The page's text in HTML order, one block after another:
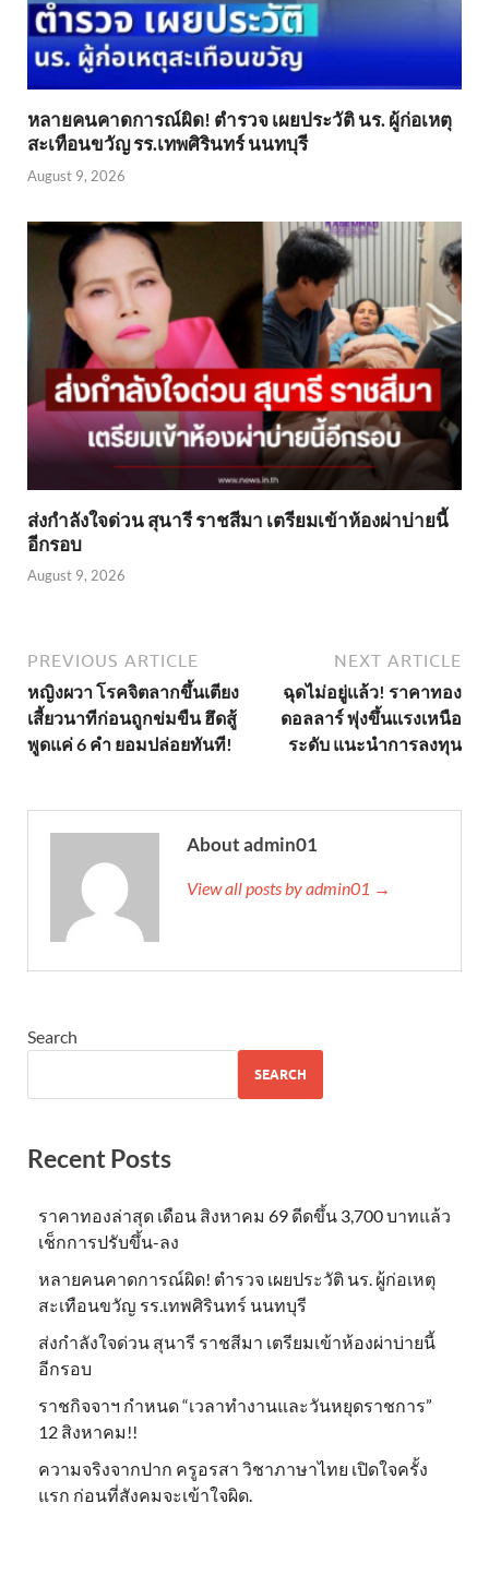
หลายคนคาดการณ์ผิด! ตำรวจ เผยประวัติ นร. ผู้ก่อเหตุ
สะเทือนขวัญ รร.เทพศิรินทร์ นนทบุรี
August 9, 2026
ส่งกำลังใจด่วน สุนารี ราชสีมา เตรียมเข้าห้องผ่าบ่ายนี้
อีกรอบ
August 9, 2026
PREVIOUS ARTICLE
หญิงผวา โรคจิตลากขึ้นเตียง
เสี้ยวนาทีก่อนถูกข่มขืน ฮึดสู้
พูดแค่ 6 คำ ยอมปล่อยทันที!
NEXT ARTICLE
ฉุดไม่อยู่เเล้ว! ราคาทอง
ดอลลาร์ พุ่งขึ้นเเรงเหนือ
ระดับ แนะนำการลงทุน
About admin01
View all posts by admin01 →
Search
SEARCH
Recent Posts
ราคาทองล่าสุด เดือน สิงหาคม 69 ดีดขึ้น 3,700 บาทแล้ว
เช็กการปรับขึ้น-ลง
หลายคนคาดการณ์ผิด! ตำรวจ เผยประวัติ นร. ผู้ก่อเหตุ
สะเทือนขวัญ รร.เทพศิรินทร์ นนทบุรี
ส่งกำลังใจด่วน สุนารี ราชสีมา เตรียมเข้าห้องผ่าบ่ายนี้
อีกรอบ
ราชกิจจาฯ กำหนด “เวลาทำงานและวันหยุดราชการ”
12 สิงหาคม!!
ความจริงจากปาก ครูอรสา วิชาภาษาไทย เปิดใจครั้ง
แรก ก่อนที่สังคมจะเข้าใจผิด.